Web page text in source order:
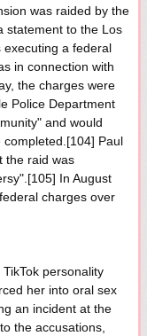
was raided by the
statement to the Los
executing a federal
in connection with
the charges were
Police Department
and would
Paul
the raid was
In August
charges over
personality
her into oral sex
an incident at the
the accusations,